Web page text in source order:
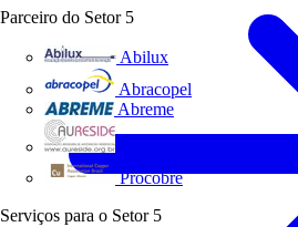
Parceiro do Setor 5
Abilux
Abracopel
Abreme
Procobre
Serviços para o Setor 5